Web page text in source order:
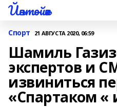
Йәнтөйәк
Спорт 21 АВГУСТА 2020, 06:59
Шамиль
экспертов и
извиниться
«Спартаком «